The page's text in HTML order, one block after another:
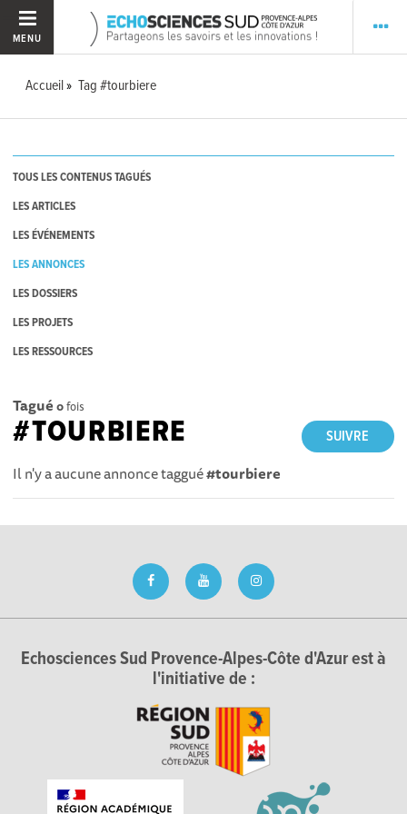
MENU
Accueil Tag #tourbiere
TOUS LES CONTENUS TAGUÉS
LES ARTICLES
LES ÉVÉNEMENTS
LES ANNONCES
LES DOSSIERS
LES PROJETS
LES RESSOURCES
Tagué 0fois
SUIVRE
#TOURBIERE
Il n'y a aucune annonce taggué#tourbiere
Echosciences Sud Provence-Alpes-Côte d'Azur est à
l'initiative de :